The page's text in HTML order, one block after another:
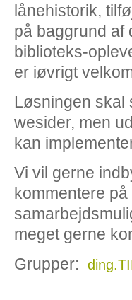
lånehistorik,
på baggrund af
biblioteks-
er iøvrigt
Løsningen skal
wesider, men
kan
Vi vil gerne
kommentere
meget gerne
Grupper: